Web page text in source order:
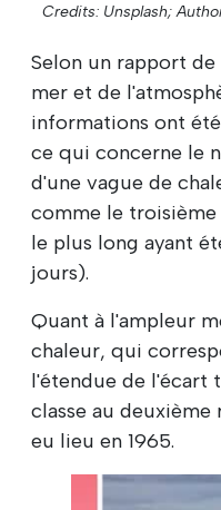
Credits: Unsplash;
Selon un rapport
mer et de
informations ont
ce qui concerne le
d'une vague de
comme le
le plus long ayant
jours).
Quant à l'ampleur
chaleur, qui
l'étendue de l'écart
classe au deuxième
eu lieu en 1965.